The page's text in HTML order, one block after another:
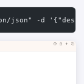
-d